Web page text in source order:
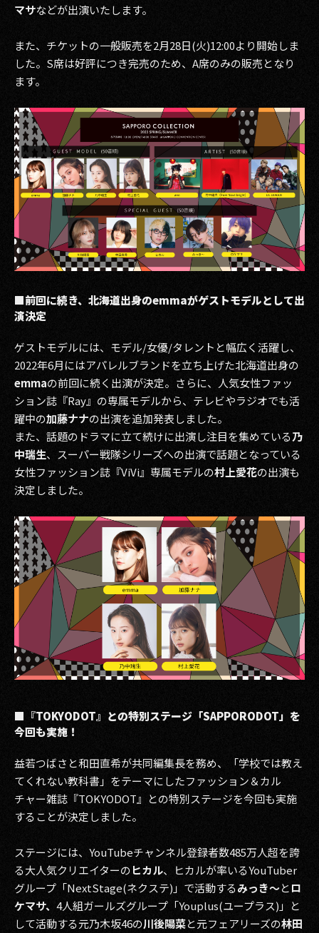
2020
2019
2017
2016
2015
2014
2013
2012
2011
2009
マサなどが出演いたします。
また、チケットの一般販売を2月28日(火)12:00より開始しま
した。S席は好評につき完売のため、A席のみの販売となり
ます。
■前回に続き、北海道出身のemmaがゲストモデルとして出
演決定
ゲストモデルには、モデル/女優/タレントと幅広く活躍し、
2022年6月にはアパレルブランドを立ち上げた北海道出身の
emmaの前回に続く出演が決定。さらに、人気女性ファッ
ション誌『Ray』の専属モデルから、テレビやラジオでも活
躍中の加藤ナナの出演を追加発表しました。
また、話題のドラマに立て続けに出演し注目を集めている乃
中瑞生、スーパー戦隊シリーズへの出演で話題となっている
女性ファッション誌『ViVi』専属モデルの村上愛花の出演も
決定しました。
■『TOKYODOT』との特別ステージ「SAPPORODOT」を
今回も実施！
益若つばさと和田直希が共同編集長を務め、「学校では教え
てくれない教科書」をテーマにしたファッション＆カル
チャー雑誌『TOKYODOT』との特別ステージを今回も実施
することが決定しました。
ステージには、YouTubeチャンネル登録者数485万人超を誇
る大人気クリエイターのヒカル、ヒカルが率いるYouTuber
グループ「NextStage(ネクステ)」で活動するみっき〜とロ
ケマサ、 4人組ガールズグループ「Youplus(ユープラス)」と
して活動する元乃木坂46の川後陽菜と元フェアリーズの林田